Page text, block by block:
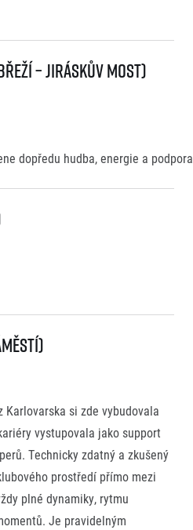
– Jiráskův most)
dopředu hudba, energie a
si zde vybudovala
vystupovala jako support
Technicky zdatný a zkušený
prostředí přímo mezi
plné dynamiky, rytmu
Je pravidelným